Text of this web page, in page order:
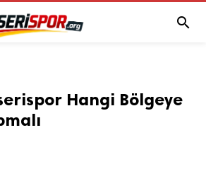

Hangi Bölgeye